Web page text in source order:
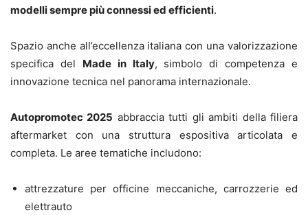
modelli sempre più connessi ed efficienti.
Spazio anche all’eccellenza italiana con una valorizzazione
specifica del Made in Italy, simbolo di competenza e
innovazione tecnica nel panorama internazionale.
Autopromotec 2025 abbraccia tutti gli ambiti della filiera
aftermarket con una struttura espositiva articolata e
completa. Le aree tematiche includono:
attrezzature per officine meccaniche, carrozzerie ed
elettrauto